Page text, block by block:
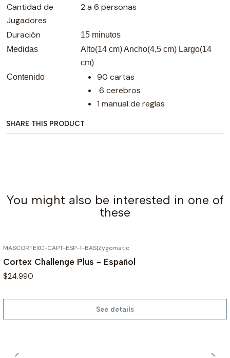
Cantidad de
Jugadores
2 a 6 personas
Duración
15 minutos
Medidas
Alto(14 cm) Ancho(4,5 cm) Largo(14
cm)
Contenido
90 cartas
6 cerebros
1 manual de reglas
SHARE THIS PRODUCT
You might also be interested in one of
these
MASCORTEXC-CAPT-ESP-1-BAS|Zygomatic
Cortex Challenge Plus - Español
$24.990
See details